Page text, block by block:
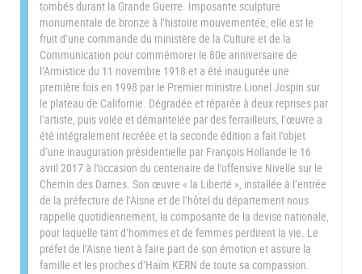
tombés durant la Grande Guerre. Imposante sculpture
monumentale de bronze à l’histoire mouvementée, elle est le
fruit d’une commande du ministère de la Culture et de la
Communication pour commémorer le 80e anniversaire de
l’Armistice du 11 novembre 1918 et a été inaugurée une
première fois en 1998 par le Premier ministre Lionel Jospin sur
le plateau de Californie. Dégradée et réparée à deux reprises par
l’artiste, puis volée et démantelée par des ferrailleurs, l’œuvre a
été intégralement recréée et la seconde édition a fait l’objet
d’une inauguration présidentielle par François Hollande le 16
avril 2017 à l’occasion du centenaire de l’offensive Nivelle sur le
Chemin des Dames. Son œuvre « la Liberté », installée à l’entrée
de la préfecture de l’Aisne et de l’hôtel du département nous
rappelle quotidiennement, la composante de la devise nationale,
pour laquelle tant d’hommes et de femmes perdirent la vie. Le
préfet de l’Aisne tient à faire part de son émotion et assure la
famille et les proches d’Haïm KERN de toute sa compassion.